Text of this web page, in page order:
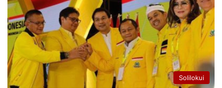
Solilokui